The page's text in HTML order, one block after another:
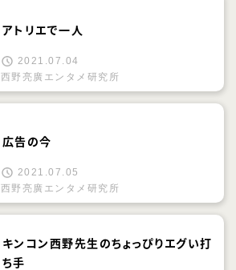
アトリエで一人
2021.07.04
西野亮廣エンタメ研究所
広告の今
2021.07.05
西野亮廣エンタメ研究所
キンコン西野先生のちょっぴりエグい打
ち手